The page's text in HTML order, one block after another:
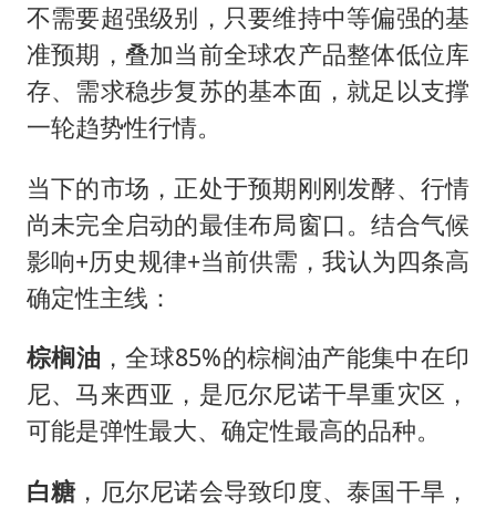
不需要超强级别，只要维持中等偏强的基
准预期，叠加当前全球农产品整体低位库
存、需求稳步复苏的基本面，就足以支撑
一轮趋势性行情。
当下的市场，正处于预期刚刚发酵、行情
尚未完全启动的最佳布局窗口。结合气候
影响+历史规律+当前供需，我认为四条高
确定性主线：
棕榈油 ，全球85%的棕榈油产能集中在印
尼、马来西亚，是厄尔尼诺干旱重灾区，
可能是弹性最大、确定性最高的品种。
白糖，厄尔尼诺会导致印度、泰国干旱，